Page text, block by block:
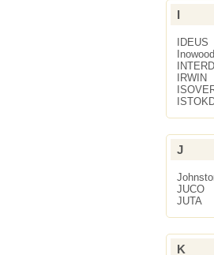
I
IDEUS
Inowood
IRWIN
J
JUCO
JUTA
K